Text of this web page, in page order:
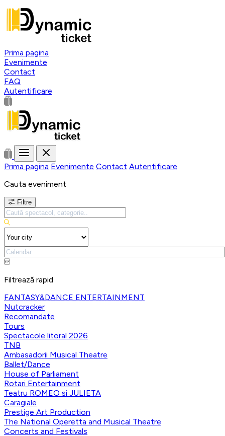
Prima pagina
Evenimente
Contact
FAQ
Autentificare
Prima pagina Evenimente Contact Autentificare
Cauta eveniment
Filtre
Filtrează rapid
FANTASY&DANCE ENTERTAINMENT
Nutcracker
Recomandate
Tours
Spectacole litoral 2026
TNB
Ambasadorii Musical Theatre
Ballet/Dance
House of Parliament
Rotari Entertainment
Teatru ROMEO si JULIETA
Caragiale
Prestige Art Production
The National Operetta and Musical Theatre
Concerts and Festivals